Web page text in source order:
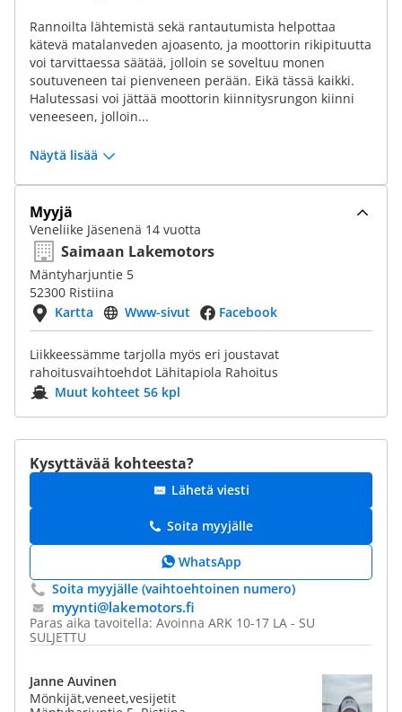
Rannoilta lähtemistä sekä rantautumista helpottaa
kätevä matalanveden ajoasento, ja moottorin rikipituutta
voi tarvittaessa säätää, jolloin se soveltuu monen
soutuveneen tai pienveneen perään. Eikä tässä kaikki.
Halutessasi voi jättää moottorin kiinnitysrungon kiinni
veneeseen, jolloin...
Näytä lisää
Myyjä
Veneliike Jäsenenä 14 vuotta
Saimaan Lakemotors
Mäntyharjuntie 5
52300 Ristiina
Kartta
Www-sivut Facebook
Liikkeessämme tarjolla myös eri joustavat
rahoitusvaihtoehdot Lähitapiola Rahoitus
Muut kohteet 56 kpl
Kysyttävää kohteesta?
Lähetä viesti
Soita myyjälle
WhatsApp
Soita myyjälle (vaihtoehtoinen numero)
myynti@​lakemotors.fi
Paras aika tavoitella: Avoinna ARK 10-17 LA - SU
SULJETTU
Janne Auvinen
Mönkijät,veneet,vesijetit